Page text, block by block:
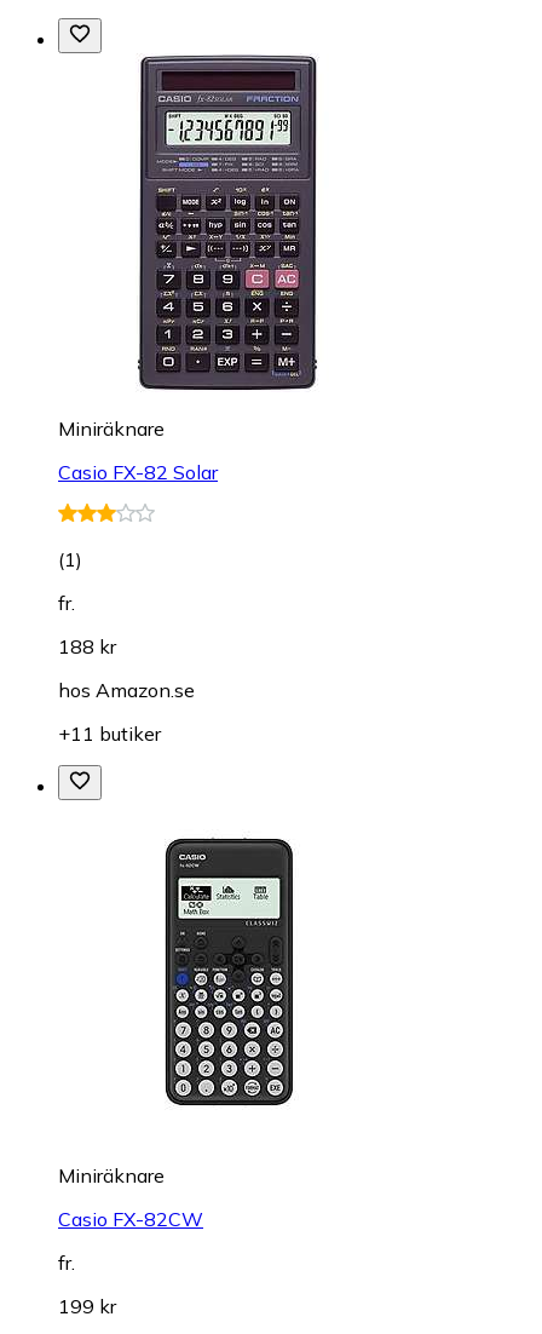
Miniräknare
Casio FX-82 Solar
(1)
fr.
188 kr
hos Amazon.se
+11 butiker
Miniräknare
Casio FX-82CW
fr.
199 kr